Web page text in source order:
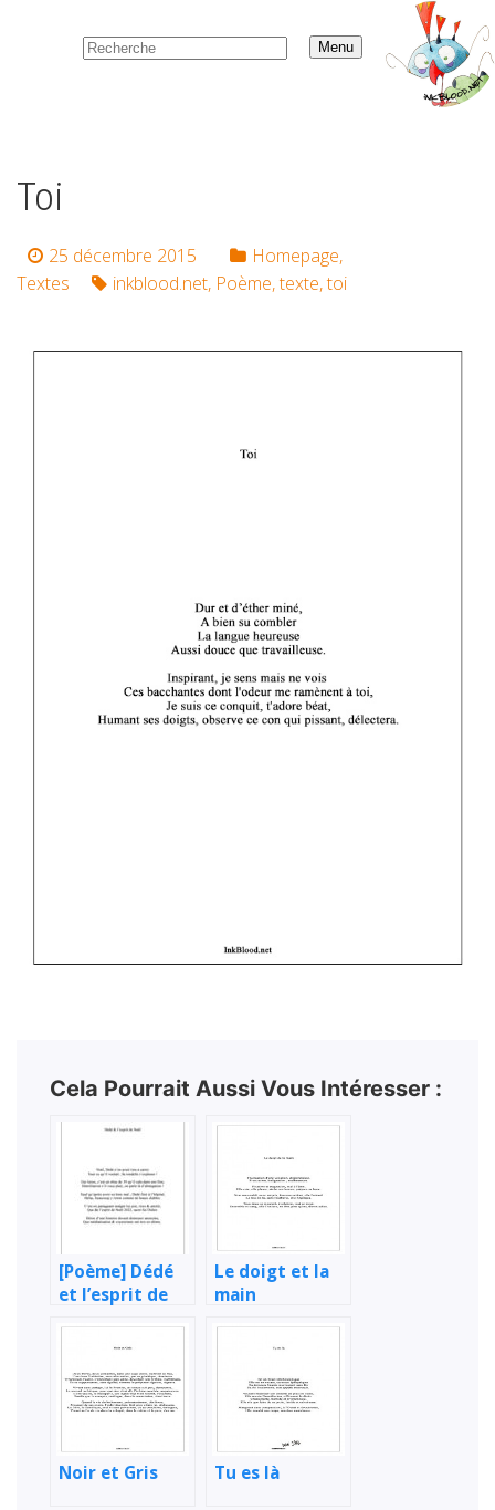
Menu
Toi
25 décembre 2015 Homepage,
Textes
inkblood.net, Poème,texte,toi
Cela Pourrait Aussi Vous Intéresser :
[Poème] Dédé
et l’esprit de
Le doigt et la
main
Noir et Gris Tu es là